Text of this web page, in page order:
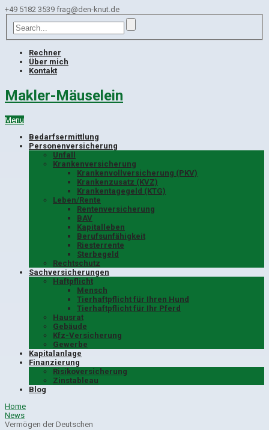
+49 5182 3539 frag@den-knut.de
Rechner
Über mich
Kontakt
Makler-Mäuselein
Menu
Bedarfsermittlung
Personenversicherung
Unfall
Krankenversicherung
Krankenvollversicherung (PKV)
Krankenzusatz (KVZ)
Krankentagegeld (KTG)
Leben/Rente
Rentenversicherung
BAV
Kapitalleben
Berufsunfähigkeit
Riesterrente
Sterbegeld
Rechtschutz
Sachversicherungen
Haftpflicht
Mensch
Tierhaftpflicht für Ihren Hund
Tierhaftpflicht für Ihr Pferd
Hausrat
Gebäude
Kfz-Versicherung
Gewerbe
Kapitalanlage
Finanzierung
Risikoversicherung
Zinstableau
Blog
Home
News
Vermögen der Deutschen